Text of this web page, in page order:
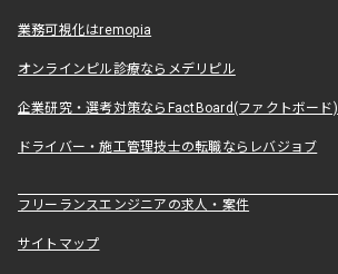
業務可視化はremopia
オンラインピル診療ならメデリピル
企業研究・選考対策ならFactBoard(ファクトボード)
ドライバー・施工管理技士の転職ならレバジョブ
フリーランスエンジニアの求人・案件
サイトマップ